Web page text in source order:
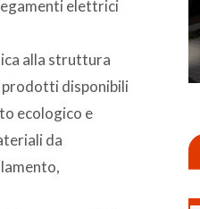
elettrici
alla struttura
prodotti disponibili
ecologico e
da